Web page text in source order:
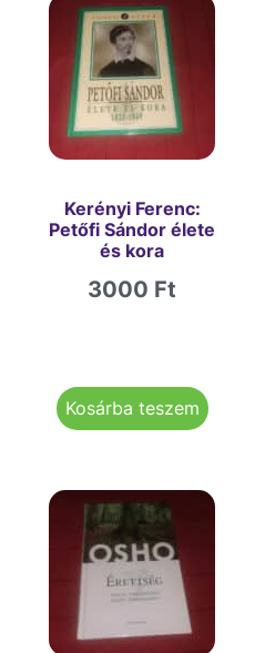
Kerényi Ferenc:
Petőfi Sándor élete
és kora
3000 Ft
Kosárba teszem